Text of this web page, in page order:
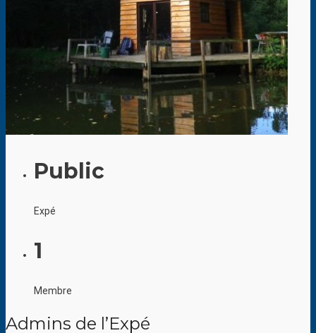
Public
Expé
1
Membre
Admins de l’Expé